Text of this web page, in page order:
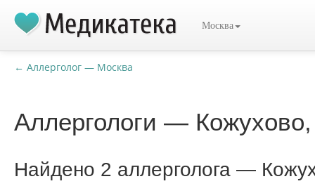
Москва
← Аллерголог — Москва
Аллергологи —
Найдено 2 аллерголога —